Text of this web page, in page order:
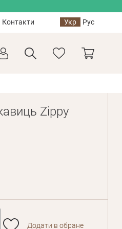
Контакти Укр Рус
Zippy
Додати в обране